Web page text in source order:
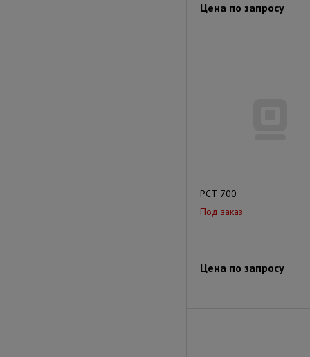
Цена по запросу
РСТ 700
Под заказ
Цена по запросу